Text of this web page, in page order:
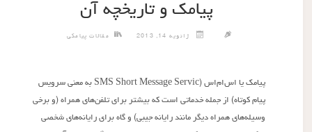
پیامک و تاریخچه آن
ژانویه 14, 2013 مقالات پیامکی
پیامک یا اس‌ام‌اس (SMS Short Message Servic به معنی سرویس
پیام کوتاه) از جمله خدماتی است که بیشتر برای تلفن‌های همراه (و برخی
وسیله‌های همراه دیگر مانند رایانه جیبی) و گاه برای رایانه‌های شخصی